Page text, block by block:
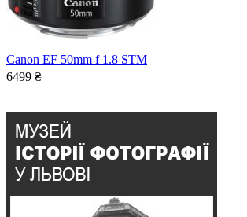
Canon EF 50mm f 1.8 STM
6499 ₴